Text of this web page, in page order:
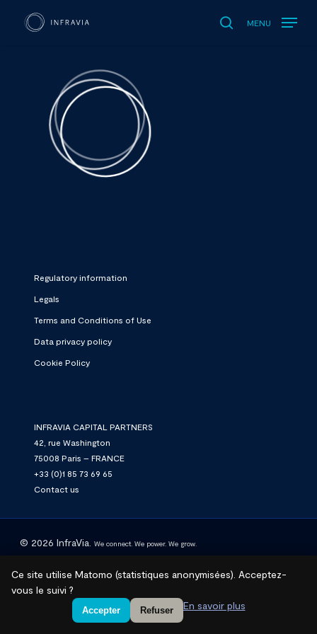
Ce site utilise Matomo (statistiques anonymisées). Acceptez-
vous le suivi ?
Accepter Refuser En savoir plus
search
MENU
Regulatory information
Legals
Terms and Conditions of Use
Data privacy policy
Cookie Policy
INFRAVIA CAPITAL PARTNERS
42, rue Washington
75008 Paris – FRANCE
+33 (0)1 85 73 69 65
Contact us
© 2026 InfraVia. We connect. We power. We grow.
linkedin